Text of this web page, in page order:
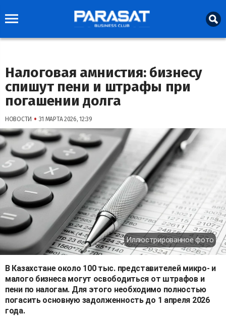
Налоговая амнистия: бизнесу
спишут пени и штрафы при
погашении долга
НОВОСТИ • 31 МАРТА 2026, 12:39
Иллюстрированное фото
В Казахстане около 100 тыс. представителей микро- и
малого бизнеса могут освободиться от штрафов и
пени по налогам. Для этого необходимо полностью
погасить основную задолженность до 1 апреля 2026
года.